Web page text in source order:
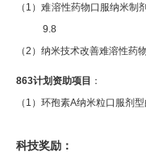
（ 1 ）难溶性药物口服纳米制
9.8
（2 ）纳米技术改善难溶性药
863计划资助项目 ：
（ 1 ）环孢素A纳米粒口 服剂型
科技奖励：